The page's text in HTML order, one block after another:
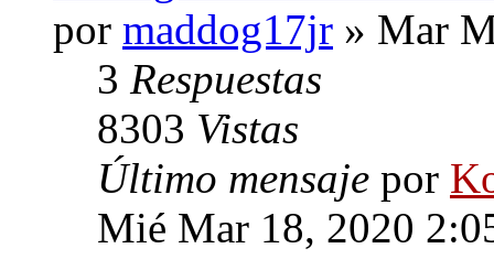
por maddog17jr » Mar
3 Respuestas
8303 Vistas
Último mensaje por
Mié Mar 18, 2020